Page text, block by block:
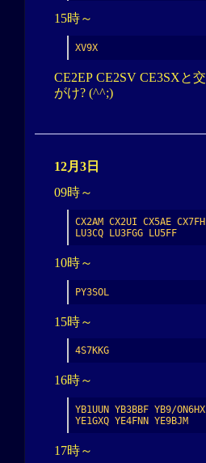
15時～
XV9X
CE2EP CE2SV CE3SXと
がけ? (^^;)
12月3日
09時～
CX2AM CX2UI CX5AE
LU3CQ LU3FGG LU5FF
10時～
PY3SOL
15時～
4S7KKG
16時～
YB1UUN YB3BBF YB9/
YE1GXQ YE4FNN YE9BJM
17時～